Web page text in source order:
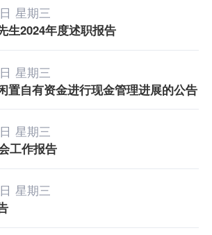
星期三
生2024年度述职报告
星期三
置自有资金进行现金管理进展的公告
星期三
工作报告
星期三